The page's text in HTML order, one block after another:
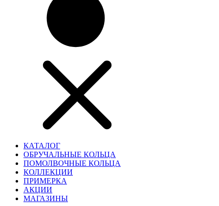
КАТАЛОГ
ОБРУЧАЛЬНЫЕ КОЛЬЦА
ПОМОЛВОЧНЫЕ КОЛЬЦА
КОЛЛЕКЦИИ
ПРИМЕРКА
АКЦИИ
МАГАЗИНЫ